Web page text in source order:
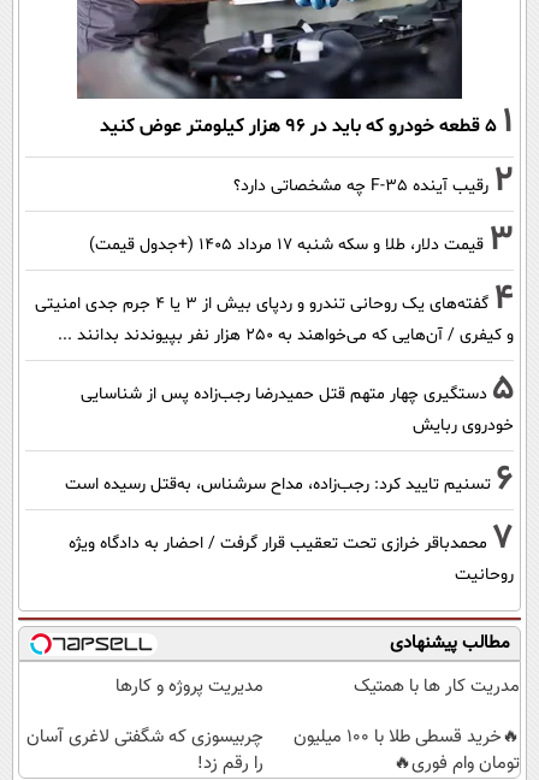
1 ۵ قطعه خودرو که باید در ۹۶ هزار کیلومتر عوض کنید
2 رقیب آینده F-35 چه مشخصاتی دارد؟
3 قیمت دلار، طلا و سکه شنبه ۱۷ مرداد ۱۴۰۵ (+جدول قیمت)
4
گفته‌های یک روحانی تندرو و ردپای بیش از ۳ یا ۴ جرم جدی امنیتی
و کیفری / آن‌هایی که می‌خواهند به ۲۵۰ هزار نفر بپیوندند بدانند ...
5 دستگیری چهار متهم قتل حمیدرضا رجب‌زاده پس از شناسایی
خودروی ربایش
6 تسنیم تایید کرد: رجب‌زاده، مداح سرشناس، به‌قتل رسیده است
7 محمدباقر خرازی تحت تعقیب قرار گرفت / احضار به دادگاه ویژه
روحانیت
مطالب پیشنهادی
مدریت کار ها با همتیک
مدیریت پروژه و کارها
🔥خرید قسطی طلا با 100 میلیون
تومان وام فوری🔥
چربیسوزی که شگفتی لاغری آسان
را رقم زد!